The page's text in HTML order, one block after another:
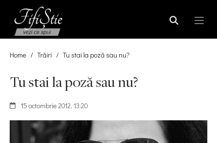
Home / Trăiri / Tu stai la poză sau nu?
Tu stai la poză sau nu?
15 octombrie 2012, 13:20